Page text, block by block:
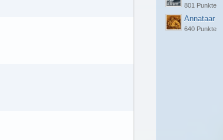
801 Punkte
Annataar
640 Punkte